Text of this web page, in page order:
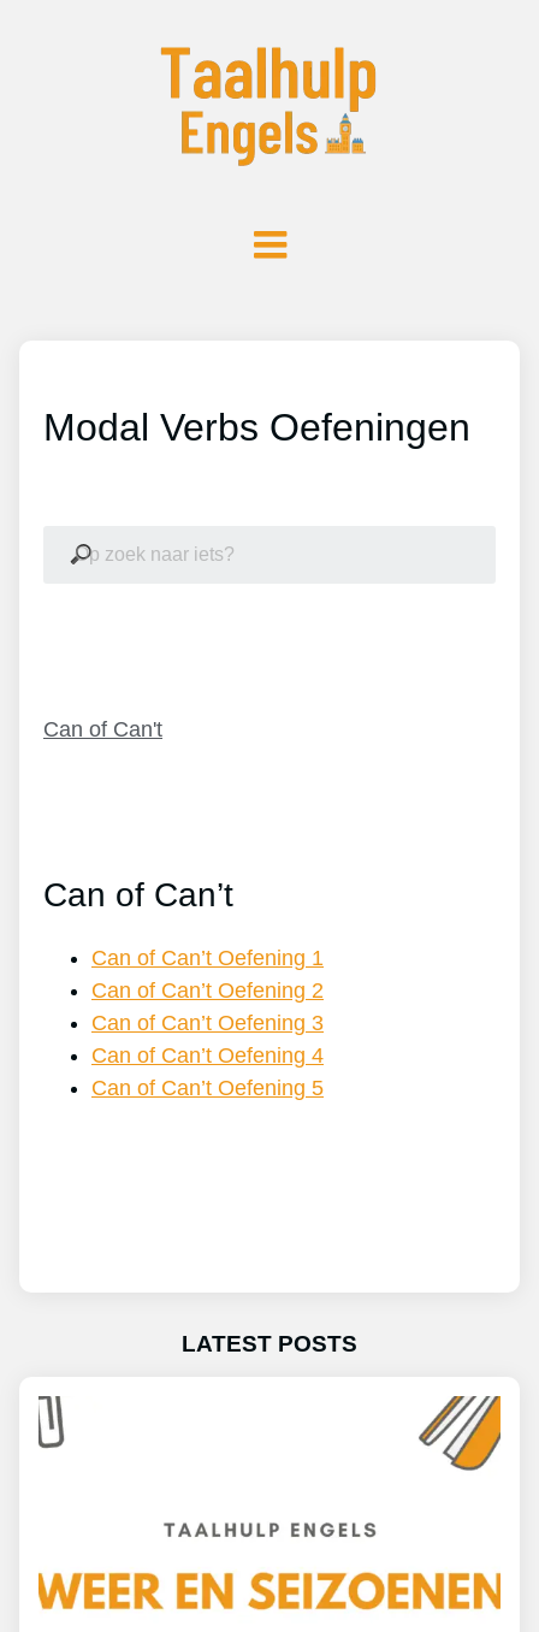
Modal Verbs Oefeningen
Can of Can't
Can of Can’t
Can of Can’t Oefening 1
Can of Can’t Oefening 2
Can of Can’t Oefening 3
Can of Can’t Oefening 4
Can of Can’t Oefening 5
LATEST POSTS